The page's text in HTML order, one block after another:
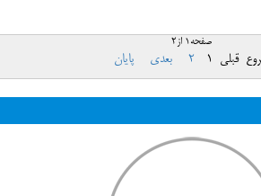
صفحه1 از2
قبلی 1
2 بعدی پایان